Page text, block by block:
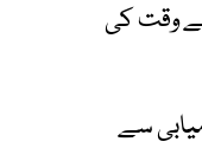
وقت کی
سے